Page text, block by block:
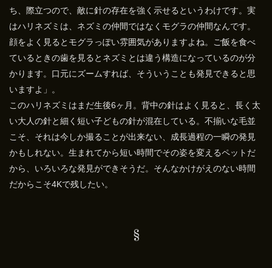
ち、際立つので、敵に針の存在を強く示せるというわけです。実
はハリネズミは、ネズミの仲間ではなくモグラの仲間なんです。
顔をよく見るとモグラっぽい雰囲気がありますよね。ご飯を食べ
ているときの歯を見るとネズミとは違う構造になっているのが分
かります。口元にズームすれば、そういうことも発見できると思
いますよ」。
このハリネズミはまだ生後6ヶ月。背中の針はよく見ると、長く太
い大人の針と細く短い子どもの針が混在している。不揃いな毛並
こそ、それは今しか撮ることが出来ない、成長過程の一瞬の発見
かもしれない。生まれてから短い時間でその姿を変えるペットだ
から、いろいろな発見ができそうだ。そんなかけがえのない時間
だからこそ4Kで残したい。